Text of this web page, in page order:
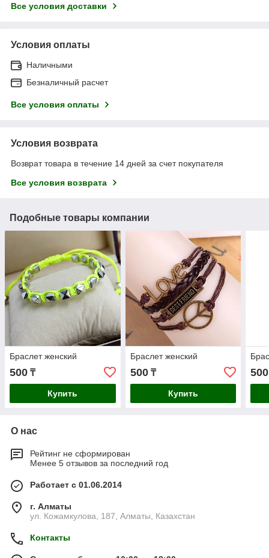
Все условия доставки
Условия оплаты
Наличными
Безналичный расчет
Все условия оплаты
Условия возврата
Возврат товара в течение 14 дней за счет покупателя
Все условия возврата
Подобные товары компании
Браслет женский
500 ₸
Купить
Браслет женский
500₸
Купить
500
О нас
Рейтинг не сформирован
Менее 5 отзывов за последний год
Работает с 01.06.2014
г. Алматы
ул. Кожамкулова, 187, Алматы, Казахстан
Контакты